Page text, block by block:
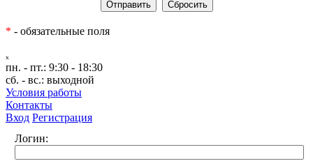
* - обязательные поля
ₓ
пн. - пт.: 9:30 - 18:30
сб. - вс.: выходной
Условия работы
Контакты
Вход Регистрация
Логин: